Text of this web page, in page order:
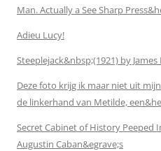
Man. Actually a See Sharp
Adieu Lucy!
Steeplejack&nbsp;(1921) by
Deze foto krijg ik maar niet uit
de linkerhand van Metilde,
Secret Cabinet of History Peeped
Augustin Caban&egrave;s